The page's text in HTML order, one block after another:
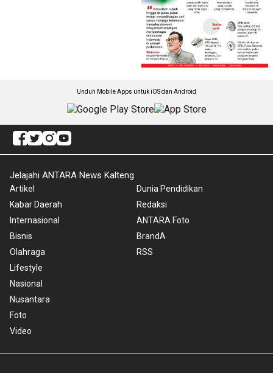
Unduh Mobile Apps untuk iOS dan Android
Jelajahi ANTARA News Kalteng
Artikel
Kabar Daerah
Internasional
Bisnis
Olahraga
Lifestyle
Nasional
Nusantara
Foto
Video
Dunia Pendidikan
Redaksi
ANTARA Foto
BrandA
RSS